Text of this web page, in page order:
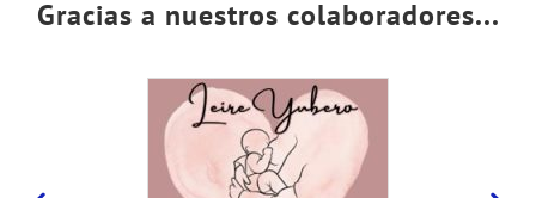
Gracias a nuestros colaboradores...